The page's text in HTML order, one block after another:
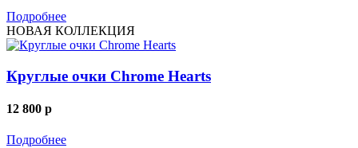
Подробнее
НОВАЯ КОЛЛЕКЦИЯ
Круглые очки Chrome Hearts
12 800 p
Подробнее